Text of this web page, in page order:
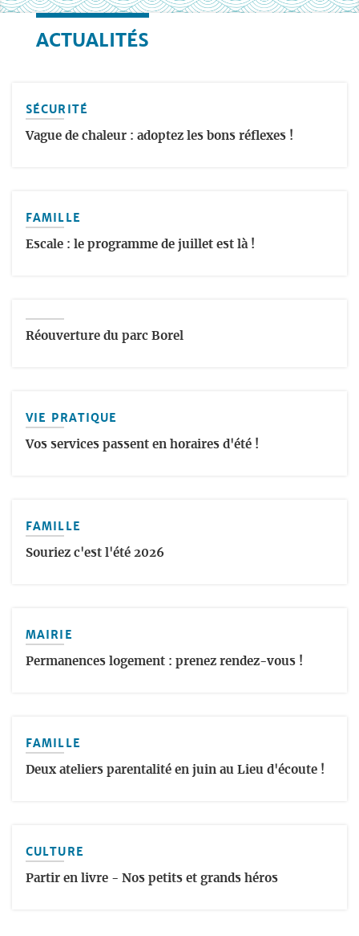
ACTUALITÉS
SÉCURITÉ
Vague de chaleur : adoptez les bons réflexes !
FAMILLE
Escale : le programme de juillet est là !
Réouverture du parc Borel
VIE PRATIQUE
Vos services passent en horaires d'été !
FAMILLE
Souriez c'est l'été 2026
MAIRIE
Permanences logement : prenez rendez-vous !
FAMILLE
Deux ateliers parentalité en juin au Lieu d'écoute !
CULTURE
Partir en livre - Nos petits et grands héros